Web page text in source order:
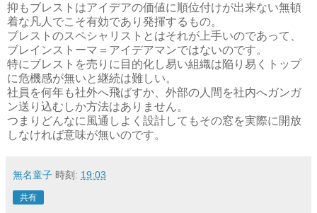
抑もブレストはアイデアの価値に順位付けが出来ない無頓
着な凡人でこそ有効であり発揮するもの。
ブレストのスペシャリストとはそれが上手いのであって、
ブレインストーマ＝アイデアマンではないのです。
特にブレストを売りに目的化し易い組織は陥り易くトップ
に危機感が無いと継続は難しい。
社員を何年も社外へ飛ばすか、外部の人間を社内へガンガ
ン送り込むしか方法はありません。
つまりどんなに風通しよく設計してもその窓を実際に開放
しなければ意味が無いのです。
無名童子 時刻: 19:03
共有